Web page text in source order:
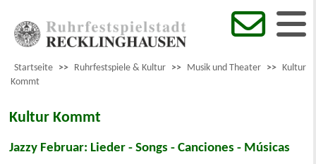
Startseite >> Ruhrfestspiele & Kultur >> Musik und Theater >> Kultur
Kommt
Kultur Kommt
Jazzy Februar: Lieder - Songs - Canciones - Músicas